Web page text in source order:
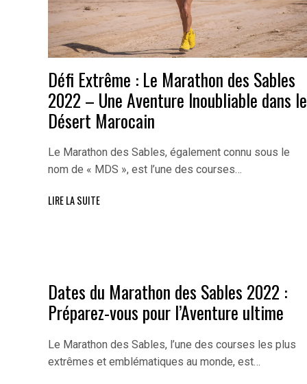
Défi Extrême : Le Marathon des Sables
2022 – Une Aventure Inoubliable dans le
Désert Marocain
Le Marathon des Sables, également connu sous le
nom de « MDS », est l’une des courses…
LIRE LA SUITE
Dates du Marathon des Sables 2022 :
Préparez-vous pour l’Aventure ultime
Le Marathon des Sables, l’une des courses les plus
extrêmes et emblématiques au monde, est…